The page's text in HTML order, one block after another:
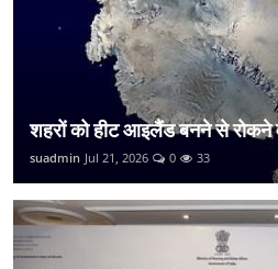
शहरों को हीट आइलैंड बनने से रोकने
suadmin Jul 21, 2026 0 33